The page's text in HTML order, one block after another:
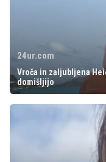
24ur.com
Vroča in zaljubljena
domišljijo